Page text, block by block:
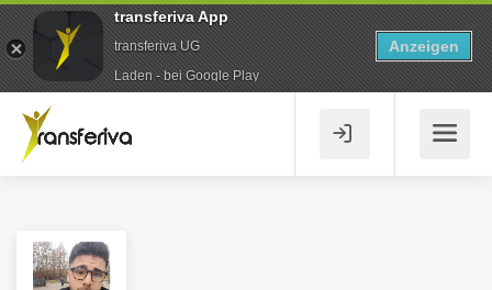
transferiva App
transferiva UG
Laden - bei Google Play
Anzeigen